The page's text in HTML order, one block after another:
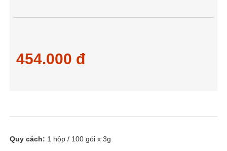
454.000 đ
Quy cách: 1 hộp / 100 gói x 3g